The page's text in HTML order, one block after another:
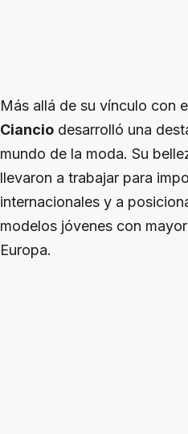
Más allá de su vínculo con
Ciancio desarrolló una
mundo de la moda. Su
llevaron a trabajar para
internacionales y a
modelos jóvenes con
Europa.